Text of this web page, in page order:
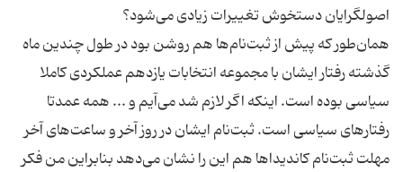
همان‌طور كه پیش از ثبت‌نام‌ها هم روشن بود در طول چندین ماه
گذشته رفتار ایشان با مجموعه انتخابات یازدهم عملكردی كاملا
سیاسی بوده است. اینكه اگر لازم شد می‌آیم و ... همه عمدتا
رفتارهای سیاسی است. ثبت‌نام ایشان در روز آخر و ساعت‌های آخر
مهلت ثبت‌نام كاندیداها هم این را نشان می‌دهد بنابراین من فكر